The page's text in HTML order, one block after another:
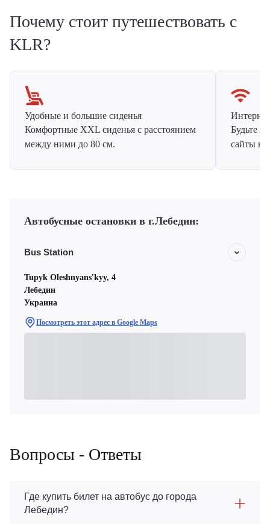
Почему стоит путешествовать с
KLR?
Удобные и большие сиденья
Комфортные XXL сиденья с расстоянием
между ними до 80 см.
Будьте
сайты на
Автобусные остановки в г.Лебедин:
Bus Station
Tupyk Oleshnyansʹkyy, 4
Лебедин
Украина
Посмотреть этот адрес в Google Maps
Вопросы - Ответы
Где купить билет на автобус до города
Лебедин?